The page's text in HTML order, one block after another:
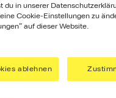
du in unserer
Cookie-Einstellungen zu
auf dieser Website.
ablehnen